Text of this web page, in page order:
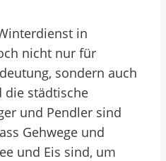
in
nicht nur für
sondern auch
die städtische
und Pendler sind
Gehwege und
und Eis sind, um